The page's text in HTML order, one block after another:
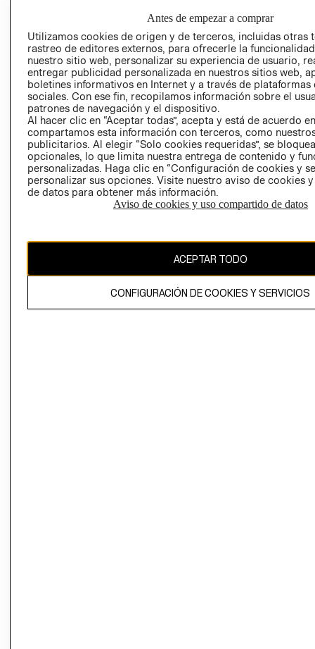
SOCIAL
PRENSA
RELACIÓN CON
INVERSIONISTAS
POLÍTICA
EMPRESARIAL
TIENDAS
- RETIRO EN
TIENDA
TÉRMINOS Y
CONDICIONES
AVISO DE
PRIVACIDAD
GIFT CARD
AVISO DE
Antes de empezar a comprar
Utilizamos cookies de origen y de terceros, incluidas otras
rastreo de editores externos, para ofrecerle la
nuestro sitio web, personalizar su experiencia de usuario,
entregar publicidad personalizada en nuestros sitios web,
boletines informativos en Internet y a través de plataformas
sociales. Con ese fin, recopilamos información sobre el
patrones de navegación y el dispositivo.
Al hacer clic en “Aceptar todas”, acepta y está de acuerdo
compartamos esta información con terceros, como
publicitarios. Al elegir “Solo cookies requeridas”, se
opcionales, lo que limita nuestra entrega de contenido y
personalizadas. Haga clic en “Configuración de cookies y
personalizar sus opciones. Visite nuestro aviso de cookies
de datos para obtener más información.
Aviso de cookies y uso compartido de datos
ACEPTAR TODO
CONFIGURACIÓN DE COOKIES Y SERVICIOS